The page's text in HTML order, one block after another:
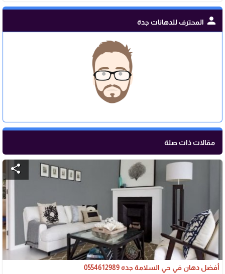
person المحترف للدهانات جدة
مقالات ذات صلة
share
أفضل دهان في حي السلامة جده 0554612989